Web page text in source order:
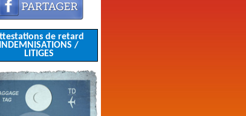
de retard
INDEMNISATIONS /
LITIGES